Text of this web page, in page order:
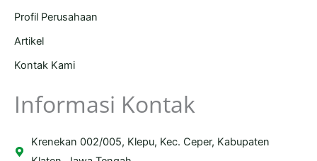
Profil Perusahaan
Artikel
Kontak Kami
Informasi Kontak
Krenekan 002/005, Klepu, Kec. Ceper, Kabupaten